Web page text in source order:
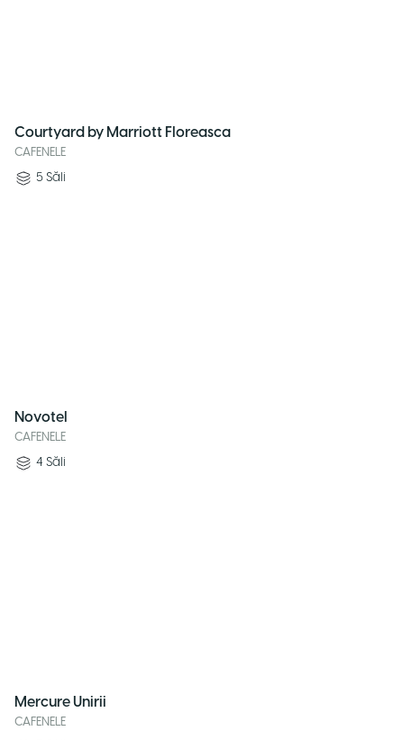
Courtyard by Marriott Floreasca
CAFENELE
5 Săli
Novotel
CAFENELE
4 Săli
Mercure Unirii
CAFENELE